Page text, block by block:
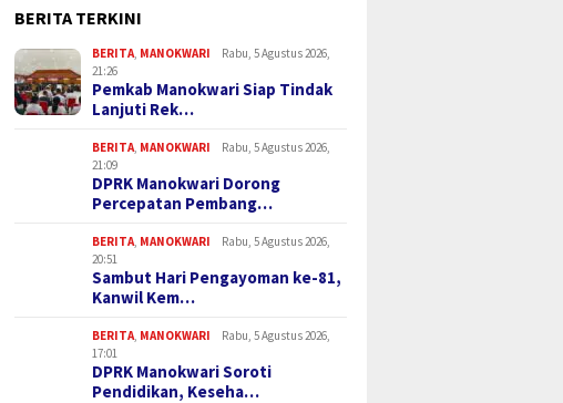
BERITA TERKINI
BERITA MANOKWARI
Rabu, 5 Agustus 2026,
21:26
Pemkab Manokwari Siap Tindak
Lanjuti Rek…
BERITA MANOKWARI
Rabu, 5 Agustus 2026,
21:09
DPRK Manokwari Dorong
Percepatan Pembang…
BERITA MANOKWARI
Rabu, 5 Agustus 2026,
20:51
Sambut Hari Pengayoman ke-81,
Kanwil Kem…
BERITA MANOKWARI
Rabu, 5 Agustus 2026,
17:01
DPRK Manokwari Soroti
Pendidikan, Keseha…